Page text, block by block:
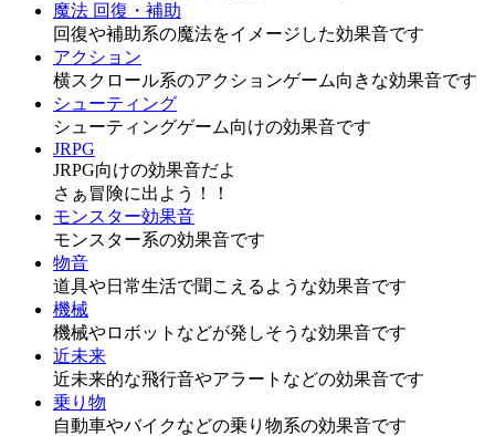
魔法 回復・補助
回復や補助系の魔法をイメージした効果音です
アクション
横スクロール系のアクションゲーム向きな効果音です
シューティング
シューティングゲーム向けの効果音です
JRPG
JRPG向けの効果音だよ
さぁ冒険に出よう！！
モンスター効果音
モンスター系の効果音です
物音
道具や日常生活で聞こえるような効果音です
機械
機械やロボットなどが発しそうな効果音です
近未来
近未来的な飛行音やアラートなどの効果音です
乗り物
自動車やバイクなどの乗り物系の効果音です